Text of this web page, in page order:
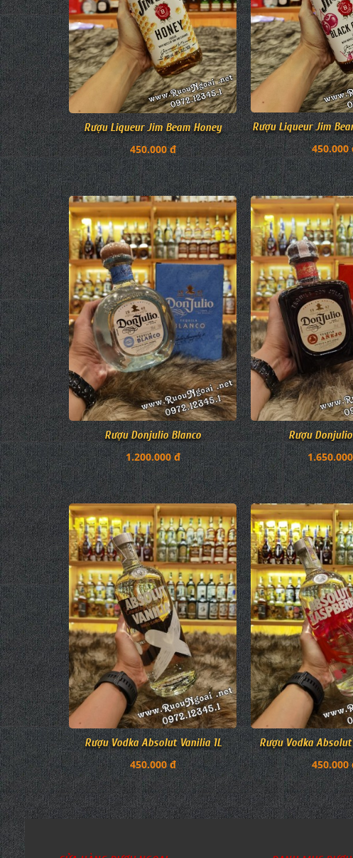
Rượu Liqueur Jim Beam Honey
450.000 đ
Rượu Liqueur Jim
450.000
Rượu Donjulio Blanco
1.200.000 đ
Rượu
Rượu Vodka Absolut Vanilia 1L
450.000 đ
Rượu Vodka
450.000